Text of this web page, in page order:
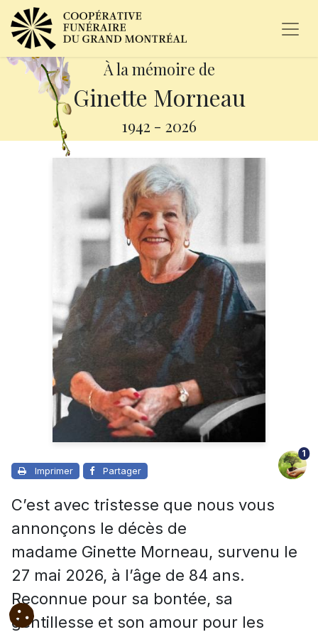
À la mémoire de
Ginette Morneau
1942 - 2026
Imprimer Partager
1
C’est avec tristesse que nous vous
annonçons le décès de
madame Ginette Morneau, survenu le
27 mai 2026, à l’âge de 84 ans.
Reconnue pour sa bontée, sa
gentillesse et son amour pour les